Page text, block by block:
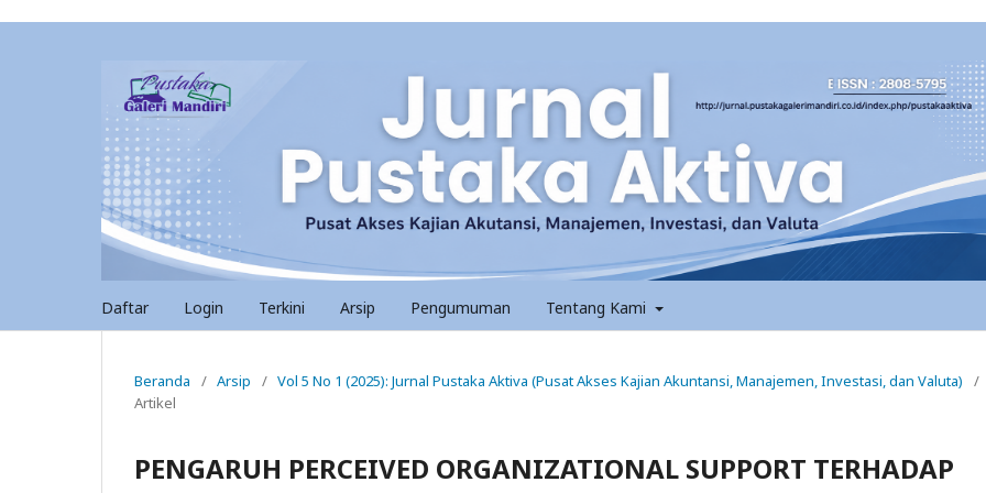
Daftar Login Terkini Arsip Pengumuman Tentang Kami
Beranda / Arsip / Vol 5 No 1 (2025): Jurnal Pustaka Aktiva (Pusat Akses Kajian Akuntansi, Manajemen, Investasi, dan Valuta)
/
Artikel
PENGARUH PERCEIVED ORGANIZATIONAL SUPPORT TERHADAP